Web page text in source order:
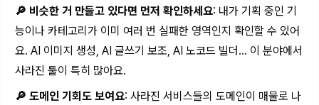
🔎 비슷한 거 만들고 있다면 먼저 확인하세요: 내가 기획 중인 기
능이나 카테고리가 이미 여러 번 실패한 영역인지 확인할 수 있어
요. AI 이미지 생성, AI 글쓰기 보조, AI 노코드 빌더... 이 분야에서
사라진 툴이 특히 많아요.
🔎 도메인 기회도 보여요: 사라진 서비스들의 도메인이 매물로 나